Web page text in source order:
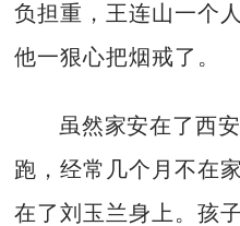
负担重，王连山一个
他一狠心把烟戒了。
虽然家安在了西
跑，经常几个月不在
在了刘玉兰身上。孩